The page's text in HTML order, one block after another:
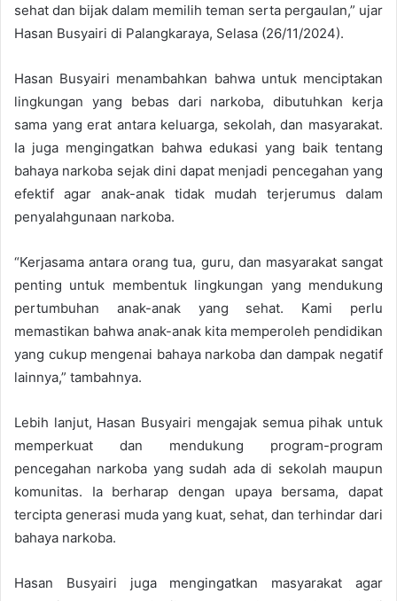
sehat dan bijak dalam memilih teman serta pergaulan,” ujar
Hasan Busyairi di Palangkaraya, Selasa (26/11/2024).
Hasan Busyairi menambahkan bahwa untuk menciptakan
lingkungan yang bebas dari narkoba, dibutuhkan kerja
sama yang erat antara keluarga, sekolah, dan masyarakat.
Ia juga mengingatkan bahwa edukasi yang baik tentang
bahaya narkoba sejak dini dapat menjadi pencegahan yang
efektif agar anak-anak tidak mudah terjerumus dalam
penyalahgunaan narkoba.
“Kerjasama antara orang tua, guru, dan masyarakat sangat
penting untuk membentuk lingkungan yang mendukung
pertumbuhan anak-anak yang sehat. Kami perlu
memastikan bahwa anak-anak kita memperoleh pendidikan
yang cukup mengenai bahaya narkoba dan dampak negatif
lainnya,” tambahnya.
Lebih lanjut, Hasan Busyairi mengajak semua pihak untuk
memperkuat dan mendukung program-program
pencegahan narkoba yang sudah ada di sekolah maupun
komunitas. Ia berharap dengan upaya bersama, dapat
tercipta generasi muda yang kuat, sehat, dan terhindar dari
bahaya narkoba.
Hasan Busyairi juga mengingatkan masyarakat agar